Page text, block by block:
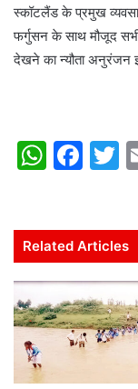
स्कॉटलैंड के प्रमुख
फर्गुसन के साथ मौजूद सभी
देखने का न्यौता अनुरंजन
W
s
A
p
p
F
e
b
o
o
k
T
Related Articles